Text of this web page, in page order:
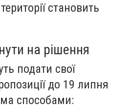
становить
на рішення
подати свої
до 19 липня
способами: